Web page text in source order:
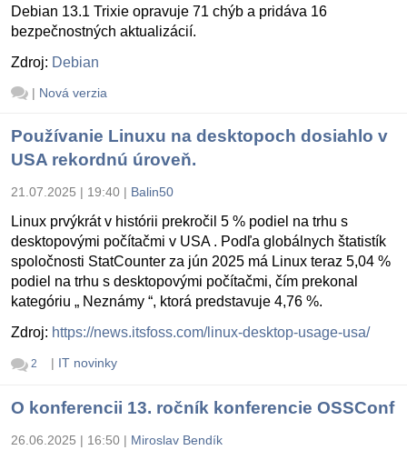
Debian 13.1 Trixie opravuje 71 chýb a pridáva 16
bezpečnostných aktualizácií.
Zdroj: Debian
| Nová verzia
Používanie Linuxu na desktopoch dosiahlo v
USA rekordnú úroveň.
21.07.2025 | 19:40 | Balin50
Linux prvýkrát v histórii prekročil 5 % podiel na trhu s
desktopovými počítačmi v USA . Podľa globálnych štatistík
spoločnosti StatCounter za jún 2025 má Linux teraz 5,04 %
podiel na trhu s desktopovými počítačmi, čím prekonal
kategóriu „ Neznámy “, ktorá predstavuje 4,76 %.
Zdroj: https://news.itsfoss.com/linux-desktop-usage-usa/
2 | IT novinky
O konferencii 13. ročník konferencie OSSConf
26.06.2025 | 16:50 | Miroslav Bendík